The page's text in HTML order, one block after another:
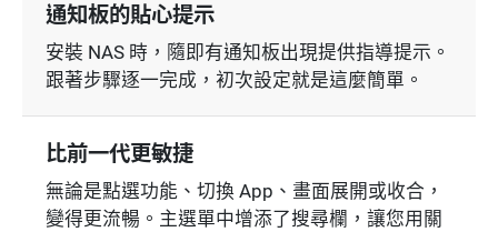
通知板的貼心提示
安裝 NAS 時，隨即有通知板出現提供指導提示。
跟著步驟逐一完成，初次設定就是這麼簡單。
比前一代更敏捷
無論是點選功能、切換 App、畫面展開或收合，
變得更流暢。主選單中增添了搜尋欄，讓您用關